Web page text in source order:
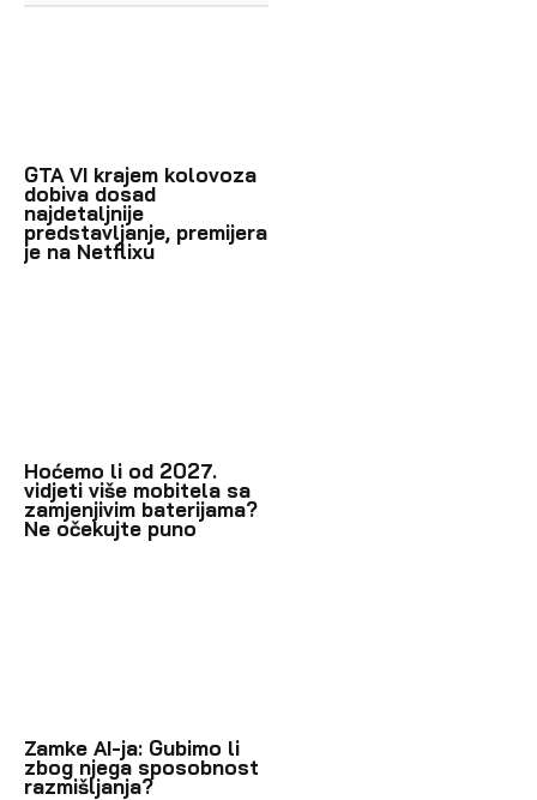
GTA VI krajem kolovoza
dobiva dosad
najdetaljnije
predstavljanje, premijera
je na Netflixu
Hoćemo li od 2027.
vidjeti više mobitela sa
zamjenjivim baterijama?
Ne očekujte puno
Zamke AI-ja: Gubimo li
zbog njega sposobnost
razmišljanja?